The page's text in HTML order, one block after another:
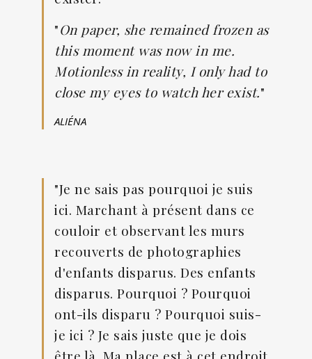
"On paper, she remained frozen as
this moment was now in me.
Motionless in reality, I only had to
close my eyes to watch her exist."
ALIÉNA
"Je ne sais pas pourquoi je suis
ici. Marchant à présent dans ce
couloir et observant les murs
recouverts de photographies
d'enfants disparus. Des enfants
disparus. Pourquoi ? Pourquoi
ont-ils disparu ? Pourquoi suis-
je ici ? Je sais juste que je dois